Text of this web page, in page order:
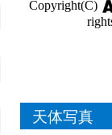
天体写真